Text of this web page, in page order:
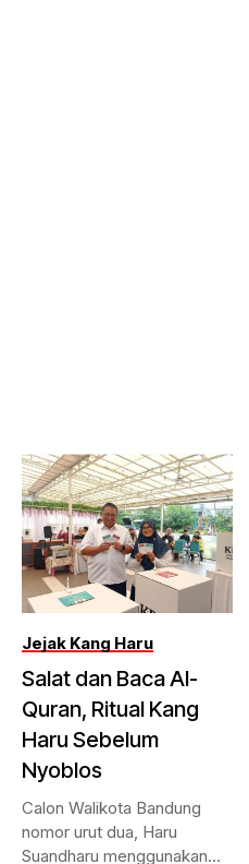
Jejak Kang Haru
Salat dan Baca Al-
Quran, Ritual Kang
Haru Sebelum
Nyoblos
Calon Walikota Bandung
nomor urut dua, Haru
Suandharu menggunakan